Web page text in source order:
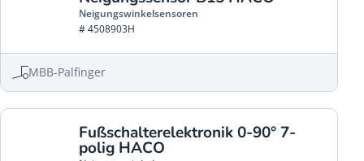
Neigungswinkelsensoren
# 4508903H
MBB-Palfinger
Fußschalterelektronik 0-90° 7-
polig HACO